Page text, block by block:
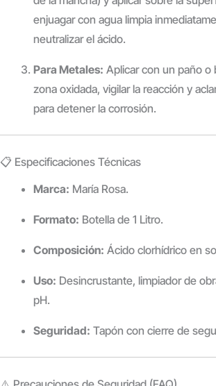
enjuagar con agua limpia
neutralizar el ácido.
Para Metales: Aplicar con un paño o
zona oxidada, vigilar la reacción y
para detener la corrosión.
📋 Especificaciones Técnicas
Marca: María Rosa.
Formato: Botella de 1 Litro.
Composición: Ácido clorhídrico en
Uso: Desincrustante, limpiador de
pH.
Seguridad: Tapón con cierre de